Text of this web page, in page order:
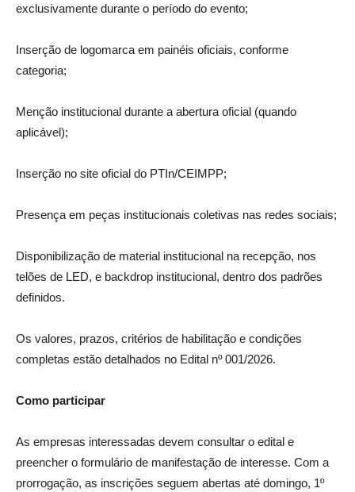
exclusivamente durante o período do evento;
Inserção de logomarca em painéis oficiais, conforme
categoria;
Menção institucional durante a abertura oficial (quando
aplicável);
Inserção no site oficial do PTIn/CEIMPP;
Presença em peças institucionais coletivas nas redes sociais;
Disponibilização de material institucional na recepção, nos
telões de LED, e backdrop institucional, dentro dos padrões
definidos.
Os valores, prazos, critérios de habilitação e condições
completas estão detalhados no Edital nº 001/2026.
Como participar
As empresas interessadas devem consultar o edital e
preencher o formulário de manifestação de interesse. Com a
prorrogação, as inscrições seguem abertas até domingo, 1º